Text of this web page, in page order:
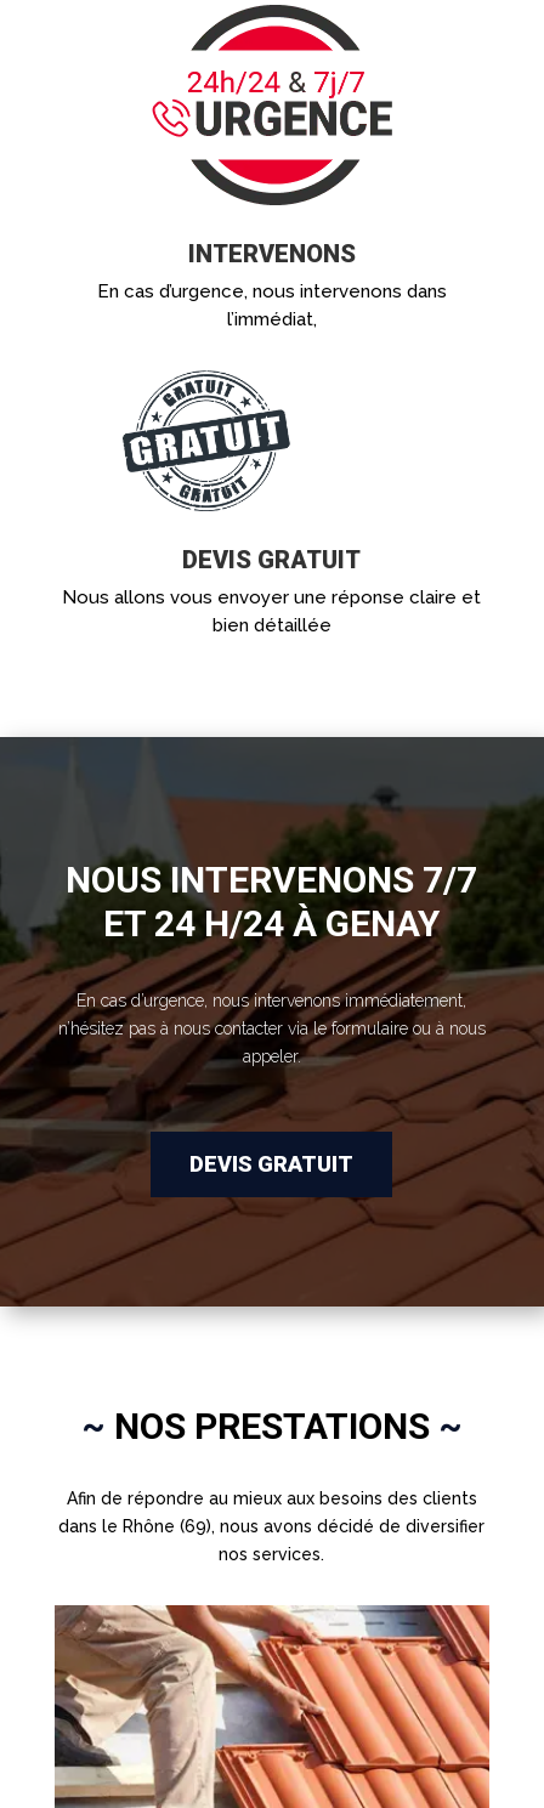
INTERVENONS
En cas d’urgence, nous intervenons dans
l’immédiat,
DEVIS GRATUIT
Nous allons vous envoyer une réponse claire et
bien détaillée
NOUS INTERVENONS 7/7
ET 24 H/24 À GENAY
En cas d’urgence, nous intervenons immédiatement,
n’hésitez pas à nous contacter via le formulaire ou à nous
appeler.
DEVIS GRATUIT
~ NOS PRESTATIONS ~
Afin de répondre au mieux aux besoins des clients
dans le Rhône (69), nous avons décidé de diversifier
nos services.